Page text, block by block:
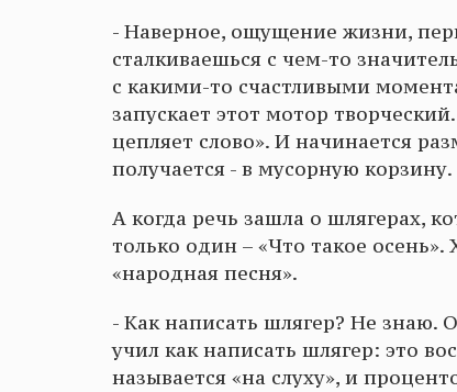
- Наверное, ощущение жизни,
сталкиваешься с чем-то
с какими-то счастливыми
запускает этот мотор
цепляет слово». И начинается
получается - в мусорную корзину.
А когда речь зашла о шлягерах,
только один – «Что такое
«народная песня».
- Как написать шлягер? Не знаю.
учил как написать шлягер: это
называется «на слуху», и